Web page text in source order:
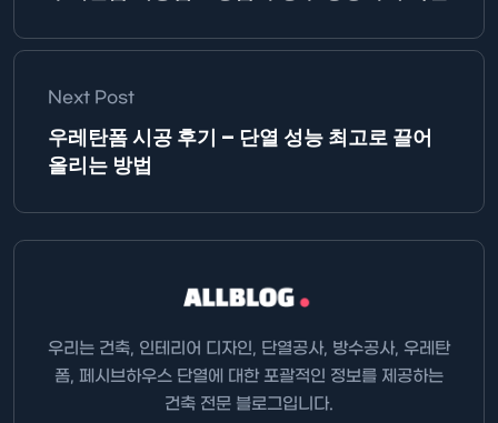
Next Post
우레탄폼 시공 후기 – 단열 성능 최고로 끌어
올리는 방법
우리는 건축, 인테리어 디자인, 단열공사, 방수공사, 우레탄
폼, 페시브하우스 단열에 대한 포괄적인 정보를 제공하는
건축 전문 블로그입니다.